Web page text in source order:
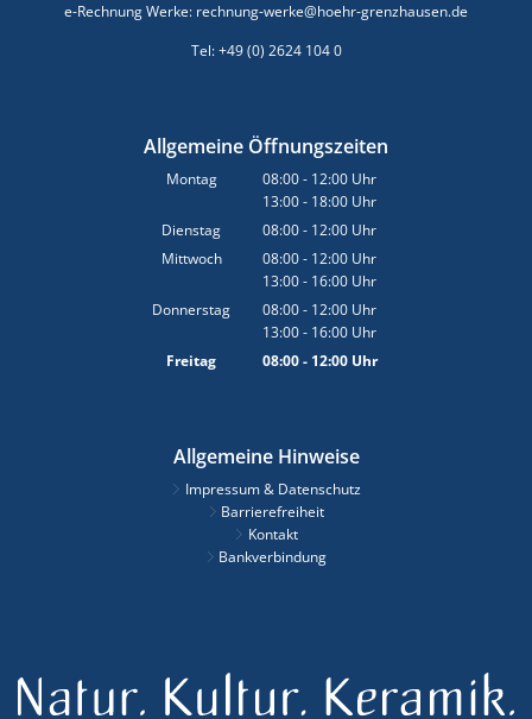
e-Rechnung Werke: rechnung-werke@hoehr-grenzhausen.de
Tel: +49 (0) 2624 104 0
Allgemeine Öffnungszeiten
Montag 08:00- 12:00 Uhr
Von 08:00 bis 12:00 Uhr
13:00- 18:00 Uhr
Von 13:00 bis 18:00 Uhr
Dienstag 08:00- 12:00 Uhr
Von 08:00 bis 12:00 Uhr
Mittwoch 08:00- 12:00 Uhr
Von 08:00 bis 12:00 Uhr
13:00- 16:00 Uhr
Von 13:00 bis 16:00 Uhr
Donnerstag 08:00- 12:00 Uhr
Von 08:00 bis 12:00 Uhr
13:00- 16:00 Uhr
Von 13:00 bis 16:00 Uhr
Freitag 08:00- 12:00Uhr
Allgemeine Hinweise
Impressum & Datenschutz
Barrierefreiheit
Kontakt
Bankverbindung